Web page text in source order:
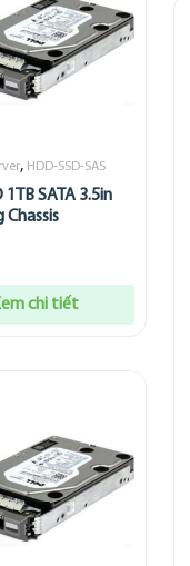
, HDD-SSD-SAS
1TB SATA 3.5in
chi tiết